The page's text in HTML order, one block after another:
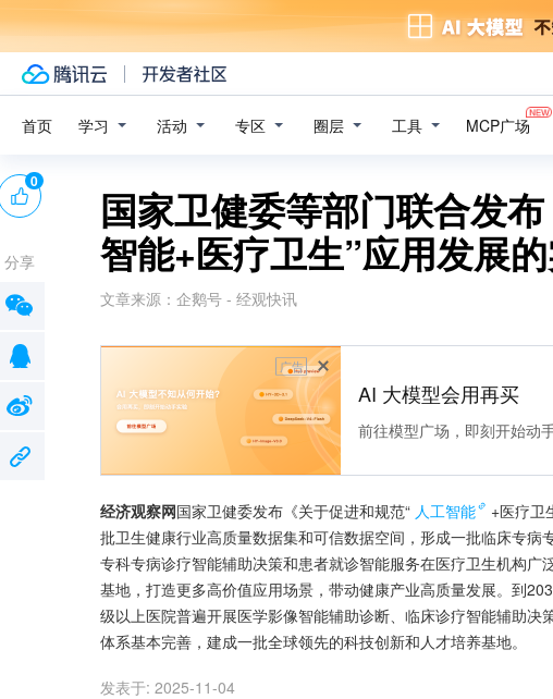
首页 学习 活动 专区 圈层 工具 MCP广场
国家卫健委等部门联合发
智能+医疗卫生”应用发展的
文章来源： 企鹅号 - 经观快讯
广告
AI 大模型会用再买
前往模型广场，即刻开始动
经济观察网国家卫健委发布《关于促进和规范“ 人工智能
+医疗卫
批卫生健康行业高质量数据集和可信数据空间，形成一批临床专病
专科专病诊疗智能辅助决策和患者就诊智能服务在医疗卫生机构
基地，打造更多高价值应用场景，带动健康产业高质量发展。到
级以上医院普遍开展医学影像智能辅助诊断、临床诊疗智能辅助决
体系基本完善，建成一批全球领先的科技创新和人才培养基地。
发表于: 2025-11-04
0
分享